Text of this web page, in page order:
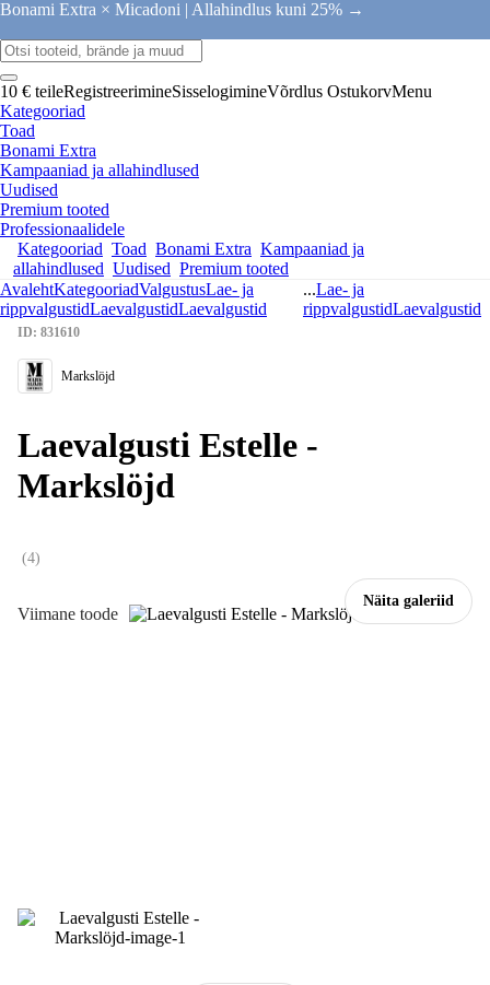
Bonami Extra × Micadoni | Allahindlus kuni 25% →
10 € teileRegistreerimineSisselogimineVõrdlus OstukorvMenu
Kategooriad
Toad
Bonami Extra
Kampaaniad ja allahindlused
Uudised
Premium tooted
Professionaalidele
Kategooriad Toad Bonami Extra Kampaaniad ja
allahindlused Uudised Premium tooted
AvalehtKategooriadValgustusLae- ja
rippvalgustidLaevalgustidLaevalgustid
...Lae- ja
rippvalgustidLaevalgustid
Näita galeriid
Viimane toode
ID: 831610
Markslöjd
Laevalgusti Estelle -
Markslöjd
(4)